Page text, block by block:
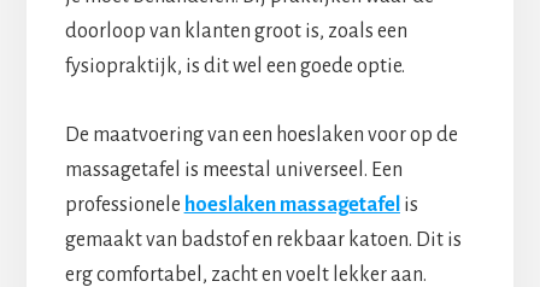
doorloop van klanten groot is, zoals een
fysiopraktijk, is dit wel een goede optie.
De maatvoering van een hoeslaken voor op de
massagetafel is meestal universeel. Een
professionele hoeslaken massagetafel is
gemaakt van badstof en rekbaar katoen. Dit is
erg comfortabel, zacht en voelt lekker aan.